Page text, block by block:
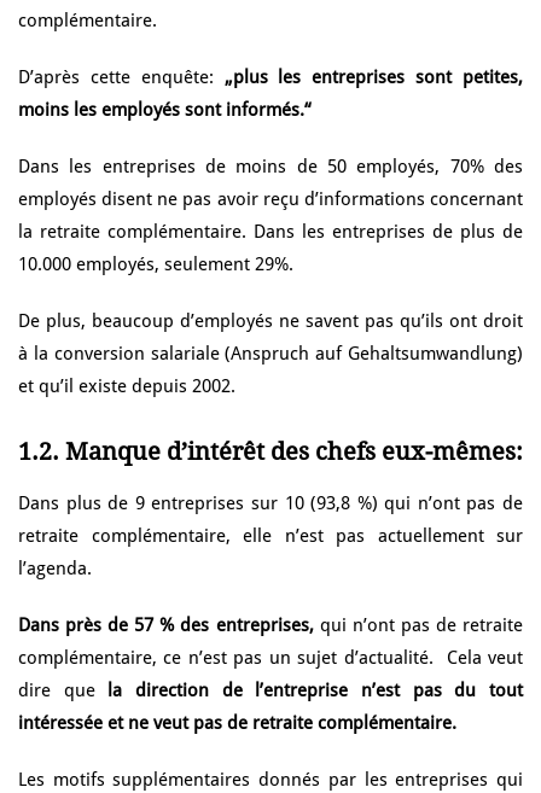
complémentaire.
D’après cette enquête: „plus les entreprises sont petites,
moins les employés sont informés.“
Dans les entreprises de moins de 50 employés, 70% des
employés disent ne pas avoir reçu d’informations concernant
la retraite complémentaire. Dans les entreprises de plus de
10.000 employés, seulement 29%.
De plus, beaucoup d’employés ne savent pas qu’ils ont droit
à la conversion salariale (Anspruch auf Gehaltsumwandlung)
et qu’il existe depuis 2002.
1.2. Manque d’intérêt des chefs eux-mêmes:
Dans plus de 9 entreprises sur 10 (93,8 %) qui n’ont pas de
retraite complémentaire, elle n’est pas actuellement sur
l’agenda.
Dans près de 57 % des entreprises, qui n’ont pas de retraite
complémentaire, ce n’est pas un sujet d’actualité.
Cela veut
dire que
la direction de l’entreprise n’est pas du tout
intéressée et ne veut pas de retraite complémentaire.
Les motifs supplémentaires donnés par les entreprises qui